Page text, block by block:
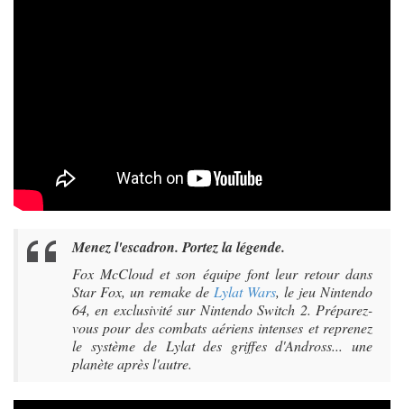
Menez l'escadron. Portez la légende.
Fox McCloud et son équipe font leur retour dans
Star Fox, un remake de Lylat Wars, le jeu Nintendo
64, en exclusivité sur Nintendo Switch 2. Préparez-
vous pour des combats aériens intenses et reprenez
le système de Lylat des griffes d'Andross... une
planète après l'autre.